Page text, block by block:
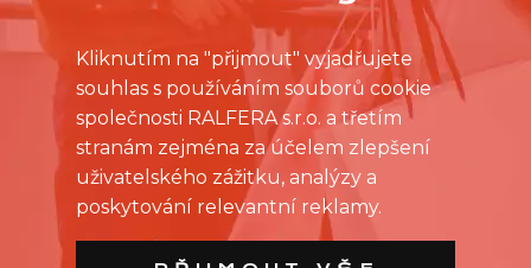
Kliknutím na "přijmout" vyjadřujete
souhlas s používáním souborů cookie
společnosti RALFERA s.r.o. a třetím
stranám zejména za účelem zlepšení
uživatelského zážitku, analýzy a
poskytování relevantní reklamy.